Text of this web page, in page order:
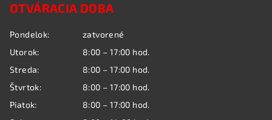
OTVÁRACIA DOBA
Pondelok:
zatvorené
Utorok:
8:00 – 17:00 hod.
Streda:
8:00 – 17:00 hod.
Štvrtok:
8:00 – 17:00 hod.
Piatok:
8:00 – 17:00 hod.